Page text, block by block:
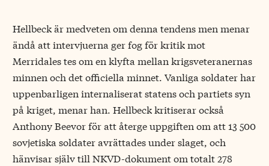
Hellbeck är medveten om denna tendens men menar
ändå att intervjuerna ger fog för kritik mot
Merridales tes om en klyfta mellan krigsveteranernas
minnen och det officiella minnet. Vanliga soldater har
uppenbarligen internaliserat statens och partiets syn
på kriget, menar han. Hellbeck kritiserar också
Anthony Beevor för att återge uppgiften om att 13 500
sovjetiska soldater avrättades under slaget, och
hänvisar själv till NKVD-dokument om totalt 278